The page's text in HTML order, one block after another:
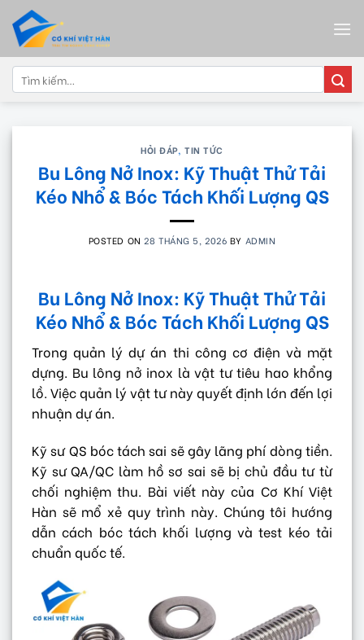
content
Tìm
kiếm:
HỎI ĐÁP,TIN TỨC
Bu Lông Nở Inox: Kỹ Thuật Thử Tải
Kéo Nhổ & Bóc Tách Khối Lượng QS
POSTED ON 28 THÁNG 5, 2026 BY ADMIN
Bu Lông Nở Inox: Kỹ Thuật Thử Tải
Kéo Nhổ & Bóc Tách Khối Lượng QS
Trong quản lý dự án thi công cơ điện và mặt
dựng. Bu lông nở inox là vật tư tiêu hao khổng
lồ. Việc quản lý vật tư này quyết định lớn đến lợi
nhuận dự án.
Kỹ sư QS bóc tách sai sẽ gây lãng phí dòng tiền.
Kỹ sư QA/QC làm hồ sơ sai sẽ bị chủ đầu tư từ
chối nghiệm thu. Bài viết này của Cơ Khí Việt
Hàn sẽ mổ xẻ quy trình này. Chúng tôi hướng
dẫn cách bóc tách khối lượng và test kéo tải
chuẩn quốc tế.